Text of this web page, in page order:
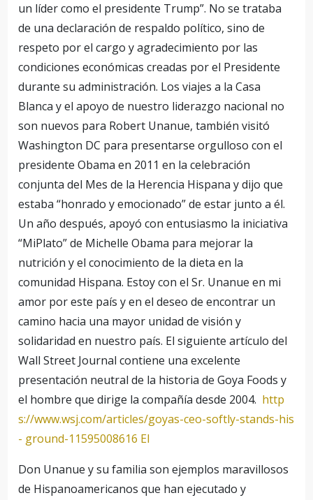
un líder como el presidente Trump”. No se trataba
de una declaración de respaldo político, sino de
respeto por el cargo y agradecimiento por las
condiciones económicas creadas por el Presidente
durante su administración. Los viajes a la Casa
Blanca y el apoyo de nuestro liderazgo nacional no
son nuevos para Robert Unanue, también visitó
Washington DC para presentarse orgulloso con el
presidente Obama en 2011 en la celebración
conjunta del Mes de la Herencia Hispana y dijo que
estaba “honrado y emocionado” de estar junto a él.
Un año después, apoyó con entusiasmo la iniciativa
“MiPlato” de Michelle Obama para mejorar la
nutrición y el conocimiento de la dieta en la
comunidad Hispana. Estoy con el Sr. Unanue en mi
amor por este país y en el deseo de encontrar un
camino hacia una mayor unidad de visión y
solidaridad en nuestro país. El siguiente artículo del
Wall Street Journal contiene una excelente
presentación neutral de la historia de Goya Foods y
el hombre que dirige la compañía desde 2004. http
s://www.wsj.com/articles/goyas-ceo-softly-stands-his
- ground-11595008616 El
Don Unanue y su familia son ejemplos maravillosos
de Hispanoamericanos que han ejecutado y